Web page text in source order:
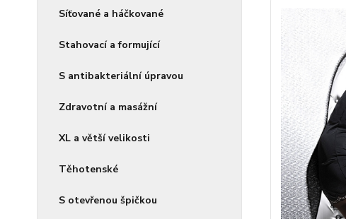
Síťované a háčkované
Stahovací a formující
S antibakteriální úpravou
Zdravotní a masážní
XL a větší velikosti
Těhotenské
S otevřenou špičkou